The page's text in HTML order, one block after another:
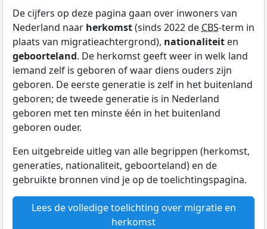
De cijfers op deze pagina gaan over inwoners van
Nederland naar herkomst(sinds 2022 de CBS-term in
plaats van migratieachtergrond), nationaliteit en
geboorteland. De herkomst geeft weer in welk land
iemand zelf is geboren of waar diens ouders zijn
geboren. De eerste generatie is zelf in het buitenland
geboren; de tweede generatie is in Nederland
geboren met ten minste één in het buitenland
geboren ouder.
Een uitgebreide uitleg van alle begrippen (herkomst,
generaties, nationaliteit, geboorteland) en de
gebruikte bronnen vind je op de toelichtingspagina.
Lees de volledige toelichting over migratie en
herkomst